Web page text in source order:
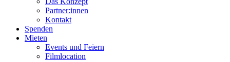
Partner:innen
Kontakt
Spenden
Mieten
Events und Feiern
Filmlocation